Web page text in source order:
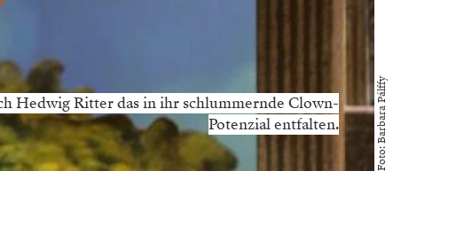
Hedwig Ritter das in ihr schlummernde Clown-
Potenzial entfalten.
Foto: Barbara Pálffy